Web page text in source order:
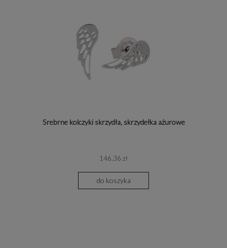
Srebrne kolczyki skrzydła, skrzydełka ażurowe
146,36 zł
do koszyka